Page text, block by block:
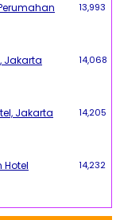
13,993
Jakarta
14,068
Jakarta
14,205
Hotel 14,232